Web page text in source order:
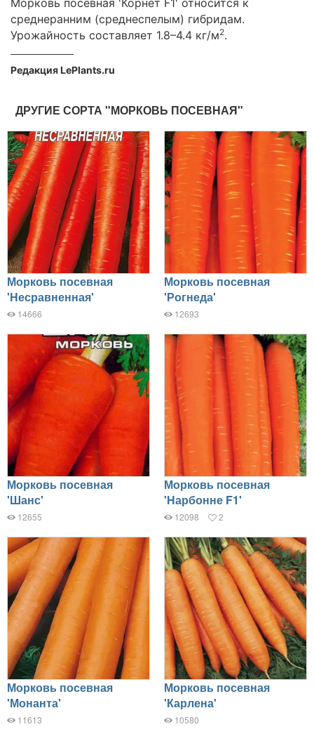
Морковь посевная 'Корнет F1' относится к
среднеранним (среднеспелым) гибридам.
Урожайность составляет 1.8–4.4 кг/м2.
Редакция LePlants.ru
ДРУГИЕ СОРТА "МОРКОВЬ ПОСЕВНАЯ"
Морковь посевная
'Несравненная'
14666
Морковь посевная
'Рогнеда'
12693
Морковь посевная
'Шанс'
12655
Морковь посевная
'Нарбонне F1'
12098 2
Морковь посевная
'Монанта'
11613
Морковь посевная
'Карлена'
10580